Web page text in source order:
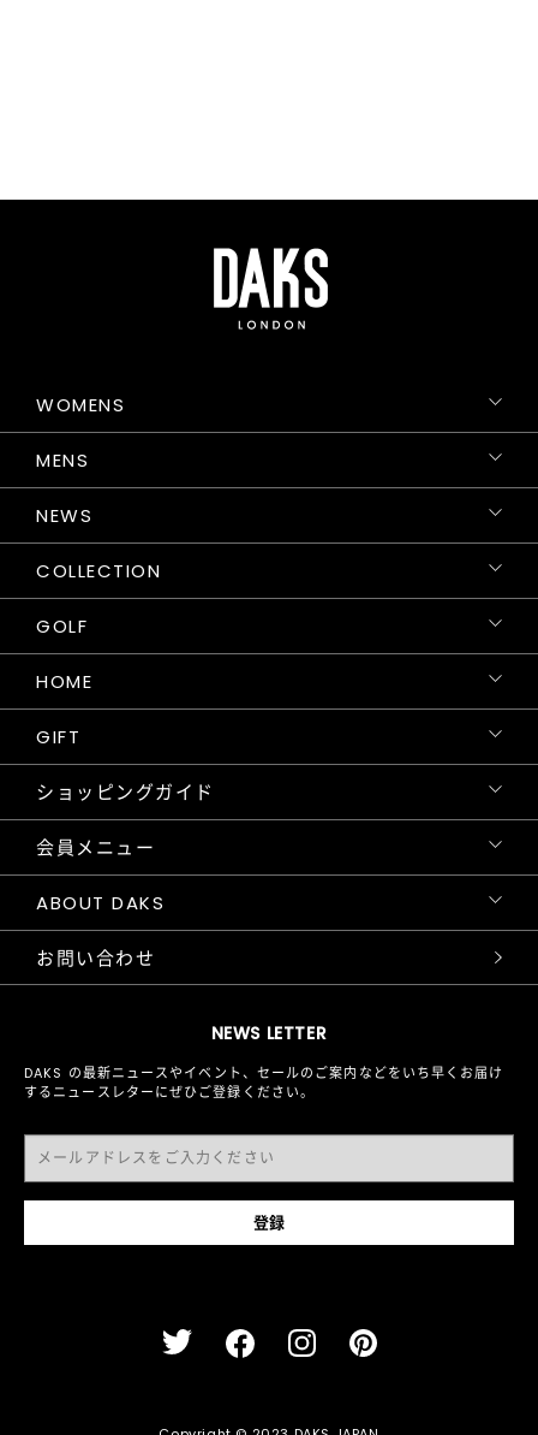
NEWS LETTER
DAKS の最新ニュースやイベント、セールのご案内などをいち早くお届け
するニュースレターにぜひご登録ください。
WOMENS
MENS
NEWS
COLLECTION
GOLF
HOME
GIFT
ショッピングガイド
会員メニュー
ABOUT DAKS
お問い合わせ